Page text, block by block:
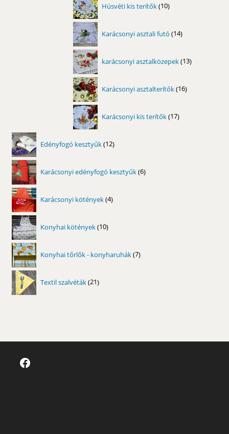
Húsvéti kis terítők 10
termék
Karácsonyi asztali futó 14
termék
karácsonyi asztalközepek 13
termék
Karácsonyi asztalterítők 16
termék
Karácsonyi kis terítők 17
termék
Edényfogó kesztyűk 12
termék
Karácsonyi edényfogó kesztyűk 6
termék
Karácsonyi kötények 4
termék
Konyhai kötények 10
termék
Konyhai tőrlők - konyharuhák 7
termék
Textil szalvéták 21
termék
Facebook